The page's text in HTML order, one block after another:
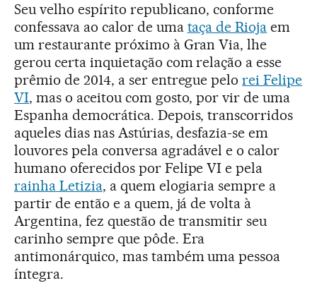
Seu velho espírito republicano, conforme
confessava ao calor de uma taça de Rioja em
um restaurante próximo à Gran Via, lhe
gerou certa inquietação com relação a esse
prêmio de 2014, a ser entregue pelorei Felipe
VI, mas o aceitou com gosto, por vir de uma
Espanha democrática. Depois, transcorridos
aqueles dias nas Astúrias, desfazia-se em
louvores pela conversa agradável e o calor
humano oferecidos por Felipe VI e pela
rainha Letizia, a quem elogiaria sempre a
partir de então e a quem, já de volta à
Argentina, fez questão de transmitir seu
carinho sempre que pôde. Era
antimonárquico, mas também uma pessoa
íntegra.